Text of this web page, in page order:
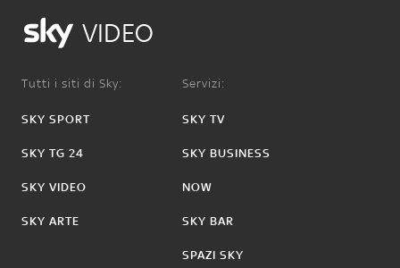
VIDEO
Tutti i siti di Sky:
SKY SPORT
SKY TG 24
SKY VIDEO
SKY ARTE
Servizi:
SKY TV
SKY BUSINESS
NOW
SKY BAR
SPAZI SKY